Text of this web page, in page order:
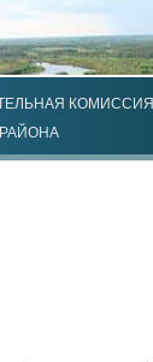
КОМИССИЯ